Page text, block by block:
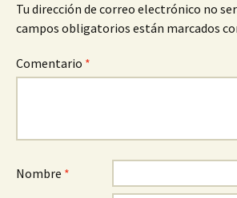
Tu dirección de correo electrónico no
campos obligatorios están marcados
Comentario *
Nombre *